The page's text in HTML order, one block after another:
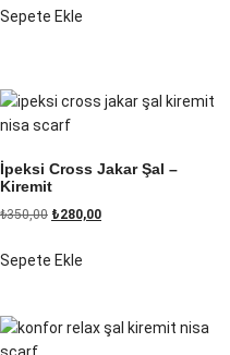
Sepete Ekle
İpeksi Cross Jakar Şal –
Kiremit
₺350,00 ₺280,00
Sepete Ekle